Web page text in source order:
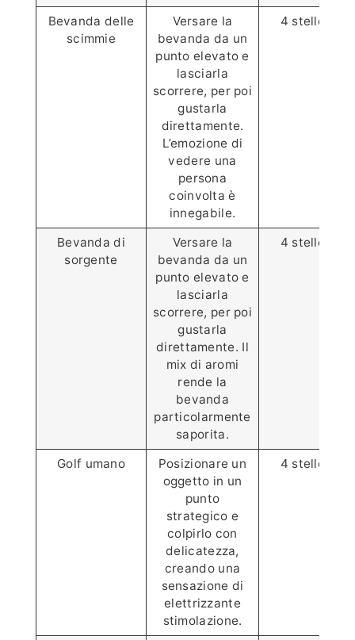
Bevanda delle
scimmie
Versare la
bevanda da un
punto elevato e
lasciarla
scorrere, per poi
gustarla
direttamente.
L’emozione di
vedere una
persona
coinvolta è
innegabile.
4
Bevanda di
sorgente
Versare la
bevanda da un
punto elevato e
lasciarla
scorrere, per poi
gustarla
direttamente. Il
mix di aromi
rende la
bevanda
particolarmente
saporita.
4
Golf umano
Posizionare un
oggetto in un
punto
strategico e
colpirlo con
delicatezza,
creando una
sensazione di
elettrizzante
stimolazione.
4